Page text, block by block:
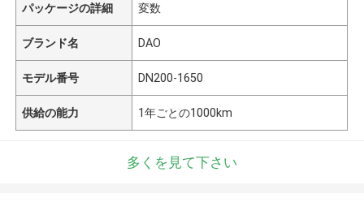
パッケージの詳細 変数
ブランド名 DAO
モデル番号 DN200-1650
供給の能力 1年ごとの1000km
多くを見て下さい